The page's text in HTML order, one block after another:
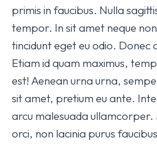
primis in faucibus. Nulla
tempor. In sit amet neque
tincidunt eget eu odio. Donec
Etiam id quam maximus,
est! Aenean urna urna,
sit amet, pretium eu ante.
arcu malesuada
orci, non lacinia purus